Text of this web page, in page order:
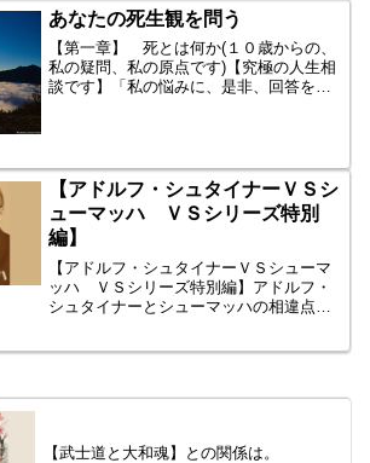
反論してもらいたし。 黄ちゃんは、真実
を知っていますよ。...
あなたの死生観を問う
【第一章】 死とは何か(１０歳からの、
私の疑問、私の原点です)【究極の人生相
談です】「私の悩みに、是非、回答をい
は、ありますか？という...
【アドルフ・シュタイナーＶＳシ
ューマッハ ＶＳシリーズ特別
編】
【アドルフ・シュタイナーＶＳシューマ
ッハ ＶＳシリーズ特別編】アドルフ・
シュタイナーとシューマッハの相違点と
【武士道と大和魂】との関係は。